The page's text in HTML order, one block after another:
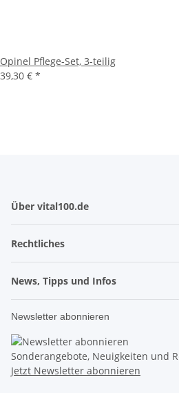
Opinel Pflege-Set, 3-teilig
39,30 € *
Über vital100.de
Rechtliches
News, Tipps und Infos
Newsletter abonnieren
Sonderangebote, Neuigkeiten und
Jetzt Newsletter abonnieren